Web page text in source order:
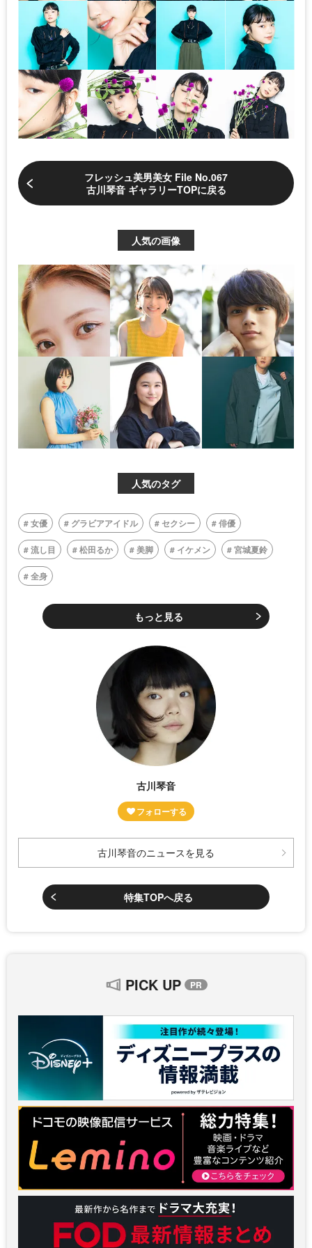
フレッシュ美男美女 File No.067
古川琴音 ギャラリーTOPに戻る
人気の画像
人気のタグ
女優 グラビアアイドル セクシー 俳優
流し目 松田るか 美脚 イケメン 宮城夏鈴
全身
もっと見る
古川琴音
古川琴音のニュースを見る
特集TOPへ戻る
PICK UP